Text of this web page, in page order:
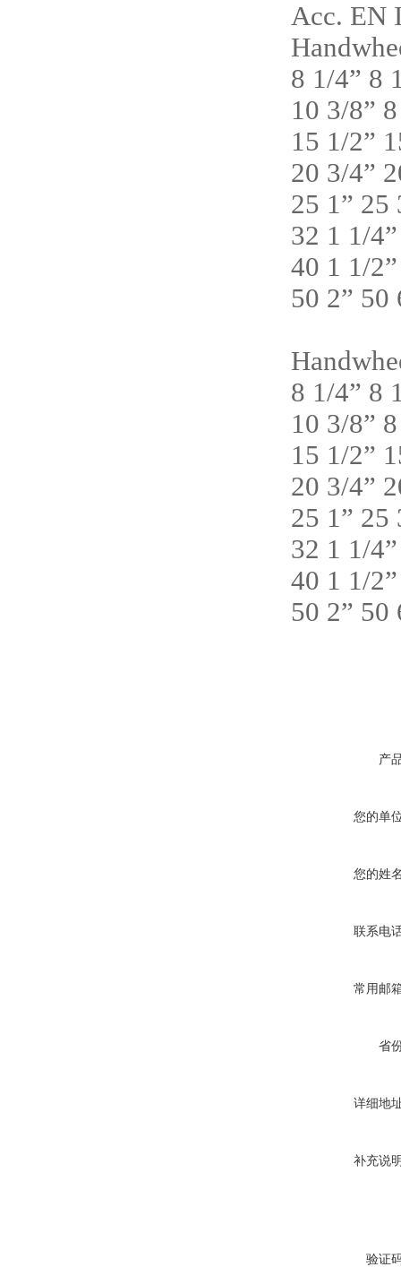
Acc. EN
8 1/4” 8
10 3/8”
15 1/2”
20 3/4”
25 1” 25
32 1 1/
40 1 1/
50 2” 50
8 1/4” 8
10 3/8”
15 1/2”
20 3/4”
25 1” 25
32 1 1/
40 1 1/
50 2” 50
产
您的单
您的姓
联系电
常用邮
省
详细地
补充说
验证